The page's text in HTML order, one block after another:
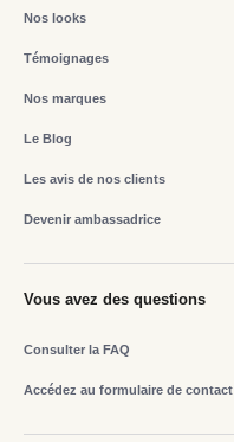
Nos looks
Témoignages
Nos marques
Le Blog
Les avis de nos clients
Devenir ambassadrice
Vous avez des questions
Consulter la FAQ
Accédez au formulaire de contact